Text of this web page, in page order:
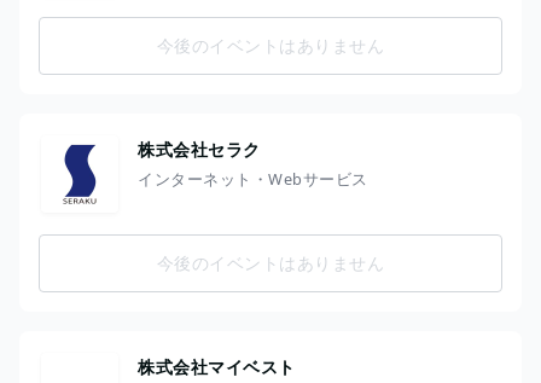
今後のイベントはありません
株式会社セラク
インターネット・Webサービス
今後のイベントはありません
株式会社マイベスト